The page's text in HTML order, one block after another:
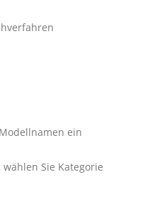
ein
Sie Kategorie